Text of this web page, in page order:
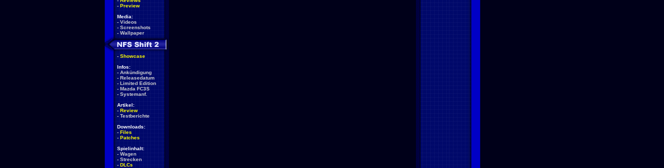
- Preview
Media:
- Videos
- Screenshots
- Wallpaper
- Showcase
Infos:
- Ankündigung
- Releasedatum
- Limited Edition
- Mazda FC3S
- Systemanf.
Artikel:
- Review
- Testberichte
Downloads:
- Files
- Patches
Spielinhalt:
- Wagen
- Strecken
- DLCs